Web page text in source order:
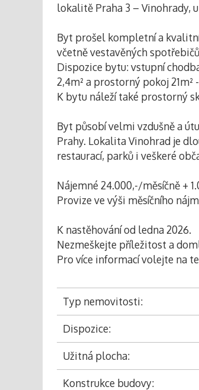
lokalitě Praha 3 – Vinohrady,
Byt prošel kompletní a
včetně vestavěných
Dispozice bytu: vstupní
2,4m² a prostorný pokoj 21m²
K bytu náleží také prostorný
Byt působí velmi vzdušně a
Prahy. Lokalita Vinohrad je
restaurací, parků i veškeré
Nájemné 24.000,-/měsíčně +
Provize ve výši měsíčního
K nastěhování od ledna 2026.
Nezmeškejte příležitost a
Pro více informací volejte na
Typ nemovitosti:
Dispozice:
Užitná plocha:
Konstrukce budovy: